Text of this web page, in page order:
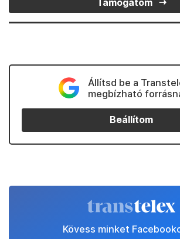
történtekkel, ugyanis az ott lévők
akarták tiszteletben tartani a
Támogasd a Transtelexet egy
Munkánkkal minden nap magyar
képben, teret adunk helyi ügyeknek, és
történeteket mutatunk be —
Ahhoz, hogy ezt továbbra is így